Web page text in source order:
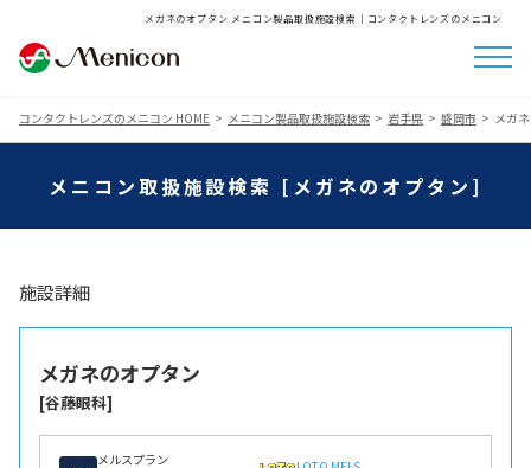
メガネのオプタン メニコン製品取扱施設検索│コンタクトレンズのメニコン
コンタクトレンズのメニコン HOME メニコン製品取扱施設検索 岩手県 盛岡市 メガ
メニコン取扱施設検索 [メガネのオプタン]
施設詳細
メガネのオプタン
[谷藤眼科]
メルスプラン